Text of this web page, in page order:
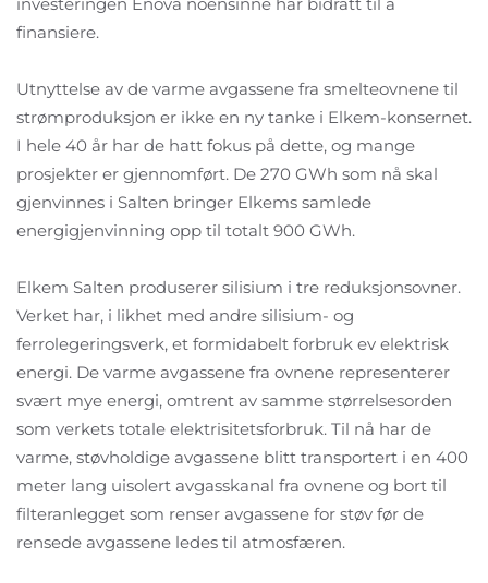
finansiere.
Utnyttelse av de varme avgassene fra smelteovnene til
strømproduksjon er ikke en ny tanke i Elkem-konsernet.
I hele 40 år har de hatt fokus på dette, og mange
prosjekter er gjennomført. De 270 GWh som nå skal
gjenvinnes i Salten bringer Elkems samlede
energigjenvinning opp til totalt 900 GWh.
Elkem Salten produserer silisium i tre reduksjonsovner.
Verket har, i likhet med andre silisium- og
ferrolegeringsverk, et formidabelt forbruk ev elektrisk
energi. De varme avgassene fra ovnene representerer
svært mye energi, omtrent av samme størrelsesorden
som verkets totale elektrisitetsforbruk. Til nå har de
varme, støvholdige avgassene blitt transportert i en 400
meter lang uisolert avgasskanal fra ovnene og bort til
filteranlegget som renser avgassene for støv før de
rensede avgassene ledes til atmosfæren.